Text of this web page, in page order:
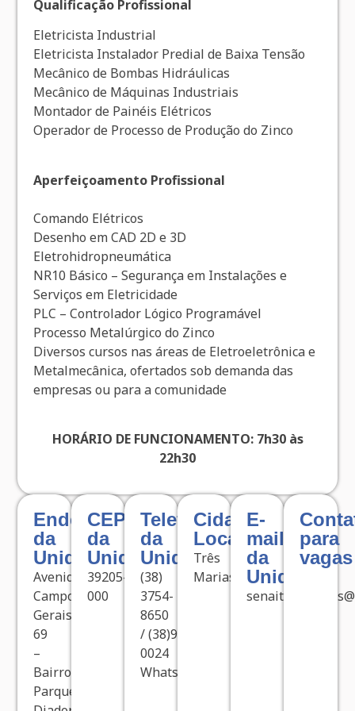
Qualificação Profissional
Eletricista Industrial
Eletricista Instalador Predial de Baixa Tensão
Mecânico de Bombas Hidráulicas
Mecânico de Máquinas Industriais
Montador de Painéis Elétricos
Operador de Processo de Produção do Zinco
Aperfeiçoamento Profissional
Comando Elétricos
Desenho em CAD 2D e 3D
Eletrohidropneumática
NR10 Básico – Segurança em Instalações e
Serviços em Eletricidade
PLC – Controlador Lógico Programável
Processo Metalúrgico do Zinco
Diversos cursos nas áreas de Eletroeletrônica e
Metalmecânica, ofertados sob demanda das
empresas ou para a comunidade
HORÁRIO DE FUNCIONAMENTO: 7h30 às
22h30
Endereço
da
Unidade
Avenida
Campos
Gerais,
69
–
Bairro
Parque
CEP
da
Unidade
39205-
000
Telefone
da
Unidade
(38)
3754-
8650
/ (38)99150-
0024
WhatsApp
Cidade
Localizada
Três
Marias
E-
mail
da
Unidade
para
vagas